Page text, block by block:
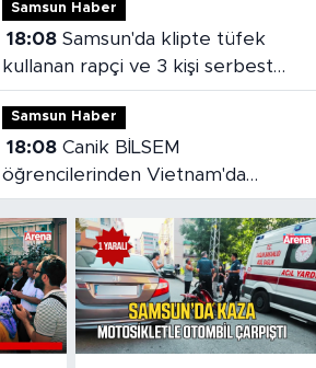
Samsun Haber
18:08Samsun'da klipte tüfek
kullanan rapçi ve 3 kişi serbest
bırakıldı
Samsun Haber
18:08Canik BİLSEM
öğrencilerinden Vietnam'da
madalya başarısı